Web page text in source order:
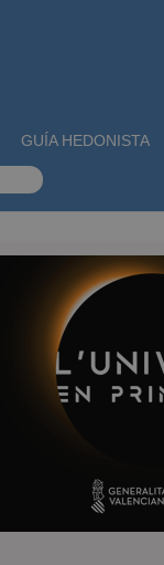
GUÍA HEDONISTA